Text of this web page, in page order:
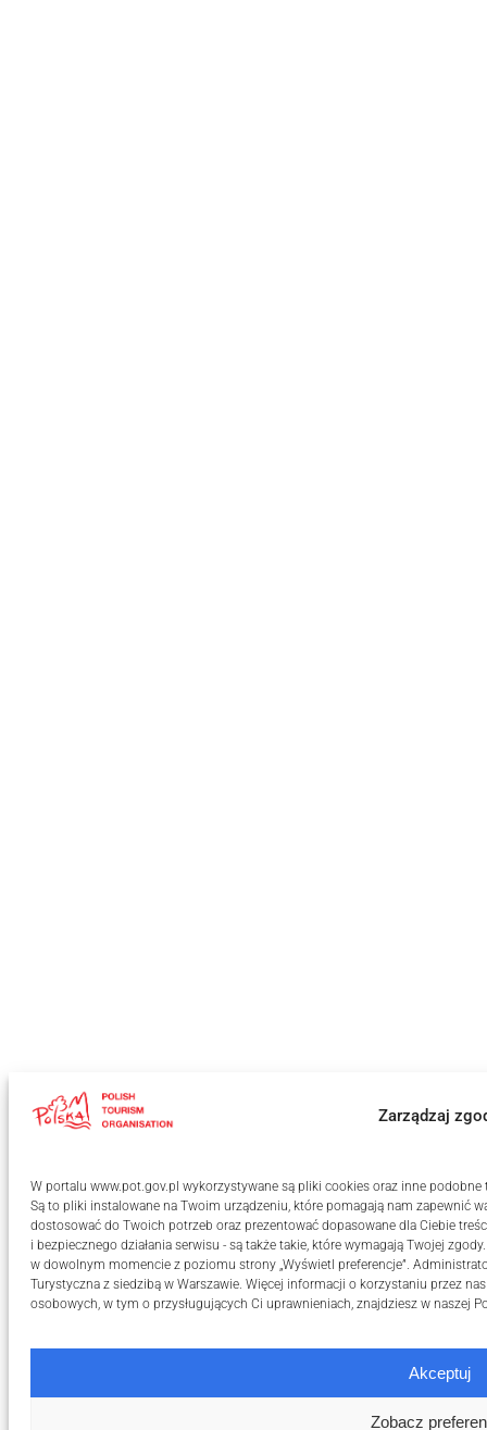
Zarządzaj
W portalu www.pot.gov.pl wykorzystywane są pliki cookies oraz inne
Są to pliki instalowane na Twoim urządzeniu, które pomagają nam zapewnić
dostosować do Twoich potrzeb oraz prezentować dopasowane dla Ciebie
i bezpiecznego działania serwisu - są także takie, które wymagają Twojej
w dowolnym momencie z poziomu strony „Wyświetl preferencje”.
Turystyczna z siedzibą w Warszawie. Więcej informacji o korzystaniu przez
osobowych, w tym o przysługujących Ci uprawnieniach, znajdziesz w naszej
Akceptuj
Zobacz